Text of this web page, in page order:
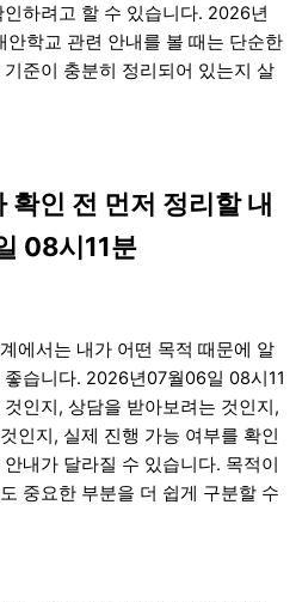
하려고 할 수 있습니다. 2026년
학교 관련 안내를 볼 때는 단순한
준이 충분히 정리되어 있는지 살
인 전 먼저 정리할 내
08시11분
에서는 내가 어떤 목적 때문에 알
습니다. 2026년07월06일 08시11
인지, 상담을 받아보려는 것인지,
인지, 실제 진행 가능 여부를 확인
내가 달라질 수 있습니다. 목적이
중요한 부분을 더 쉽게 구분할 수